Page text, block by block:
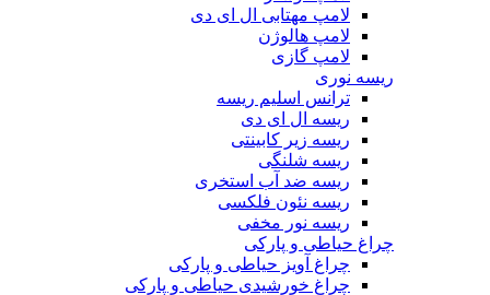
لامپ مهتابی ال ای دی
لامپ هالوژن
لامپ گازی
ریسه نوری
ترانس اسلیم ریسه
ریسه ال ای دی
ریسه زیر کابینتی
ریسه شلنگی
ریسه ضد آب استخری
ریسه نئون فلکسی
ریسه نور مخفی
چراغ حیاطی و پارکی
چراغ آویز حیاطی و پارکی
چراغ خورشیدی حیاطی و پارکی